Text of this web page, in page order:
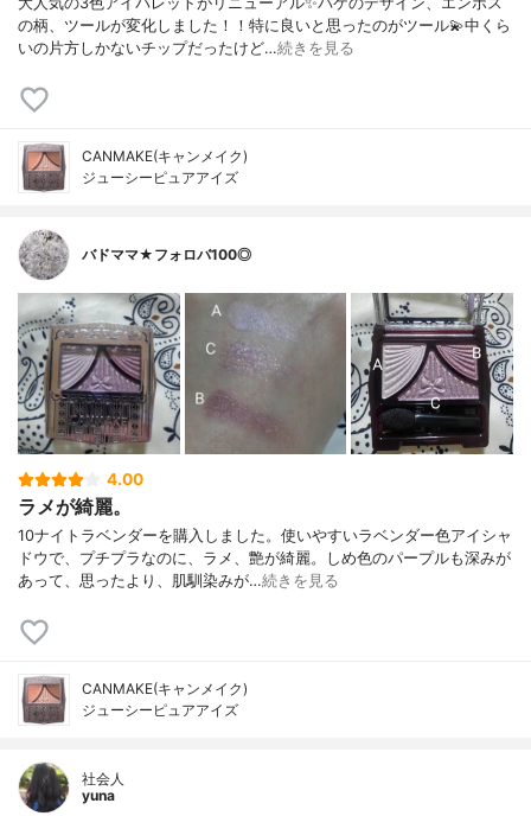
の柄、ツールが変化しました！！特に良いと思ったのがツール💫中くら
いの片方しかないチップだったけど…続きを見る
CANMAKE(キャンメイク)
ジューシーピュアアイズ
バドママ★フォロバ100◎
4.00
ラメが綺麗。
10ナイトラベンダーを購入しました。使いやすいラベンダー色アイシャ
ドウで、プチプラなのに、ラメ、艶が綺麗。しめ色のパープルも深みが
あって、思ったより、肌馴染みが…続きを見る
CANMAKE(キャンメイク)
ジューシーピュアアイズ
社会人
yuna